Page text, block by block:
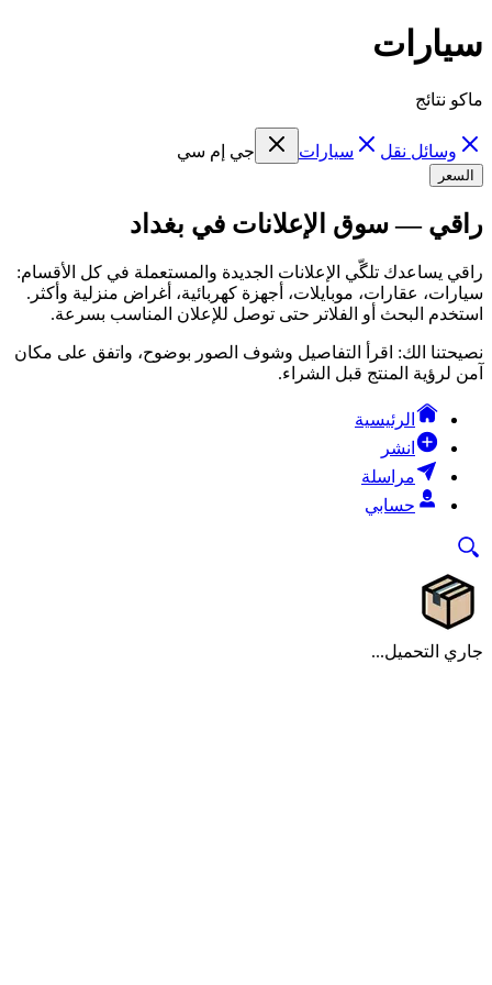
سيارات
ماكو نتائج
وسائل نقل سيارات جي إم سي
السعر
راقي — سوق الإعلانات في بغداد
راقي يساعدك تلگّي الإعلانات الجديدة والمستعملة في كل الأقسام:
سيارات، عقارات، موبايلات، أجهزة كهربائية، أغراض منزلية وأكثر.
استخدم البحث أو الفلاتر حتى توصل للإعلان المناسب بسرعة.
نصيحتنا الك: اقرأ التفاصيل وشوف الصور بوضوح، واتفق على مكان
آمن لرؤية المنتج قبل الشراء.
الرئيسية
انشر
مراسلة
حسابي
جاري التحميل...